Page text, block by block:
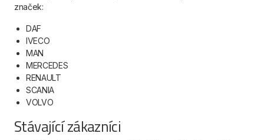
značek:
DAF
IVECO
MAN
MERCEDES
RENAULT
SCANIA
VOLVO
Stávající zákazníci